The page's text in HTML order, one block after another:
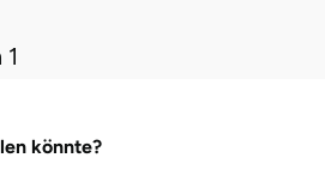
könnte?